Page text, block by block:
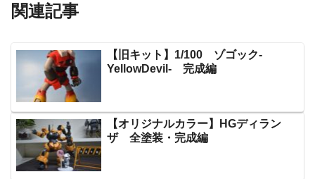
関連記事
【旧キット】1/100 ゾゴック-
YellowDevil- 完成編
【オリジナルカラー】HGディラン
ザ 全塗装・完成編